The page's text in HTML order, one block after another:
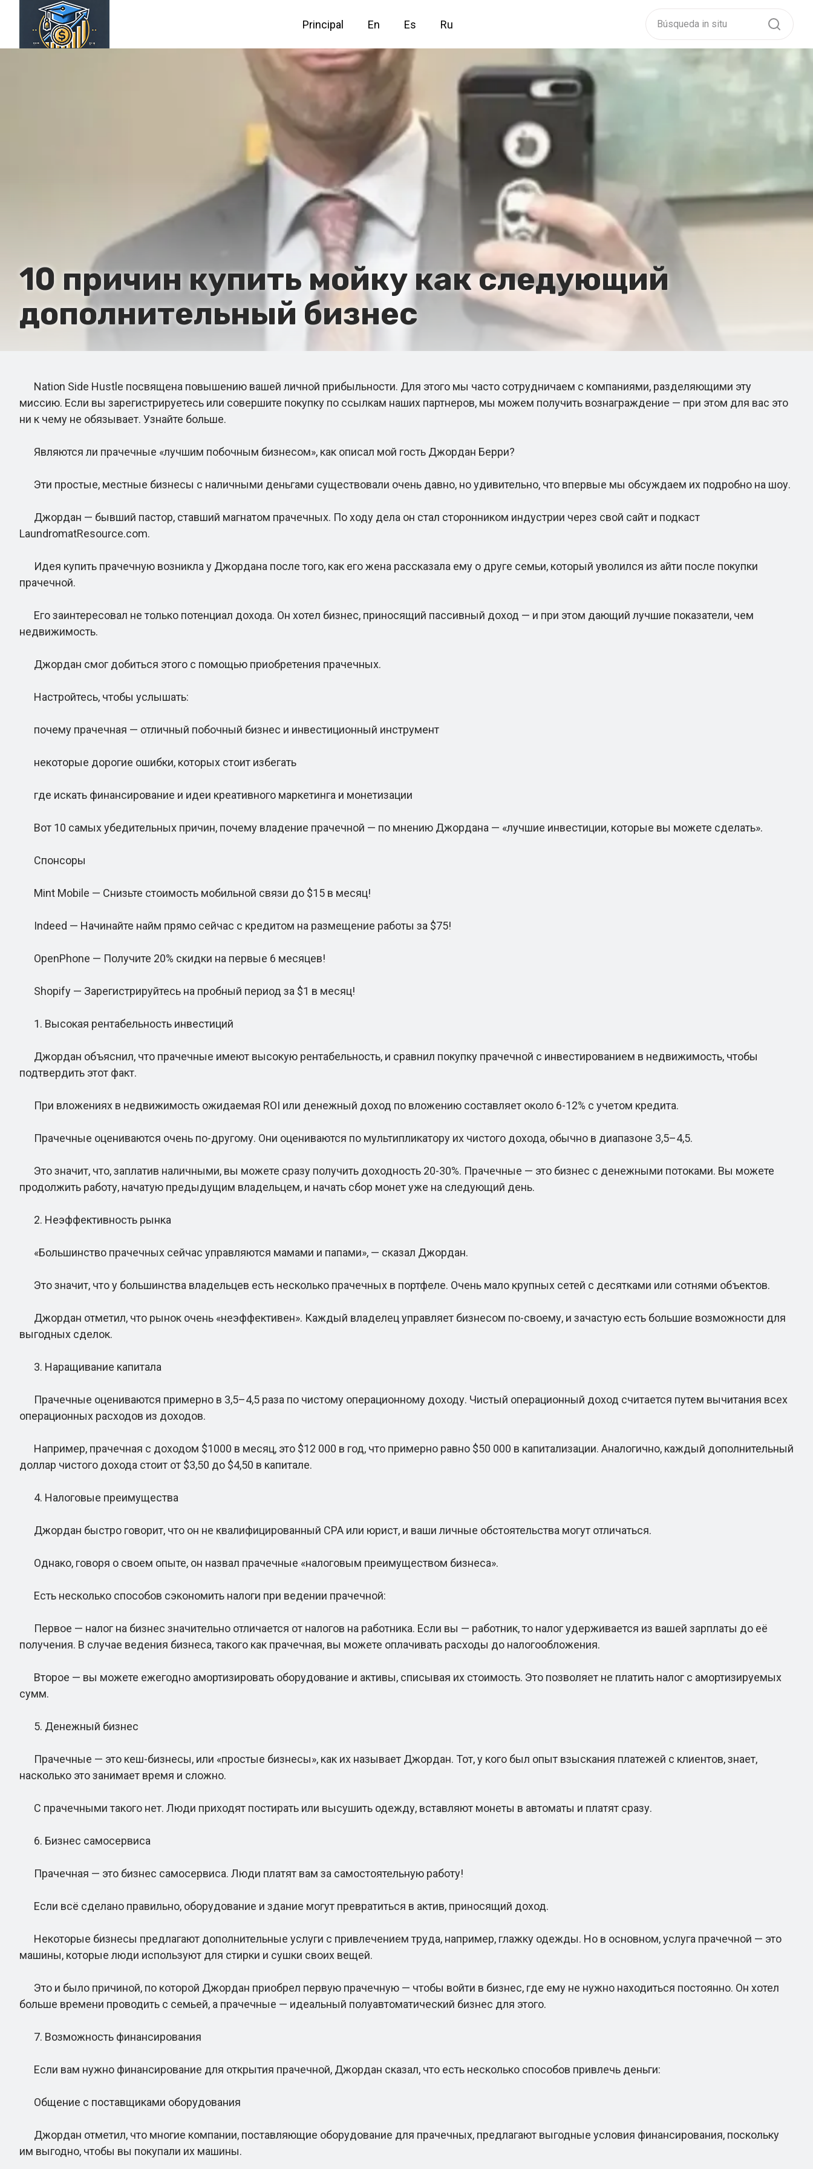
Principal En Es Ru
10 причин купить мойку как следующий
дополнительный бизнес
Nation Side Hustle посвящена повышению вашей личной прибыльности. Для этого мы часто сотрудничаем с компаниями, разделяющими эту
миссию. Если вы зарегистрируетесь или совершите покупку по ссылкам наших партнеров, мы можем получить вознаграждение — при этом для вас это
ни к чему не обязывает. Узнайте больше.
Являются ли прачечные «лучшим побочным бизнесом», как описал мой гость Джордан Берри?
Эти простые, местные бизнесы с наличными деньгами существовали очень давно, но удивительно, что впервые мы обсуждаем их подробно на шоу.
Джордан — бывший пастор, ставший магнатом прачечных. По ходу дела он стал сторонником индустрии через свой сайт и подкаст
LaundromatResource.com.
Идея купить прачечную возникла у Джордана после того, как его жена рассказала ему о друге семьи, который уволился из айти после покупки
прачечной.
Его заинтересовал не только потенциал дохода. Он хотел бизнес, приносящий пассивный доход — и при этом дающий лучшие показатели, чем
недвижимость.
Джордан смог добиться этого с помощью приобретения прачечных.
Настройтесь, чтобы услышать:
почему прачечная — отличный побочный бизнес и инвестиционный инструмент
некоторые дорогие ошибки, которых стоит избегать
где искать финансирование и идеи креативного маркетинга и монетизации
Вот 10 самых убедительных причин, почему владение прачечной — по мнению Джордана — «лучшие инвестиции, которые вы можете сделать».
Спонсоры
Mint Mobile — Снизьте стоимость мобильной связи до $15 в месяц!
Indeed — Начинайте найм прямо сейчас с кредитом на размещение работы за $75!
OpenPhone — Получите 20% скидки на первые 6 месяцев!
Shopify — Зарегистрируйтесь на пробный период за $1 в месяц!
1. Высокая рентабельность инвестиций
Джордан объяснил, что прачечные имеют высокую рентабельность, и сравнил покупку прачечной с инвестированием в недвижимость, чтобы
подтвердить этот факт.
При вложениях в недвижимость ожидаемая ROI или денежный доход по вложению составляет около 6-12% с учетом кредита.
Прачечные оцениваются очень по-другому. Они оцениваются по мультипликатору их чистого дохода, обычно в диапазоне 3,5–4,5.
Это значит, что, заплатив наличными, вы можете сразу получить доходность 20-30%. Прачечные — это бизнес с денежными потоками. Вы можете
продолжить работу, начатую предыдущим владельцем, и начать сбор монет уже на следующий день.
2. Неэффективность рынка
«Большинство прачечных сейчас управляются мамами и папами», — сказал Джордан.
Это значит, что у большинства владельцев есть несколько прачечных в портфеле. Очень мало крупных сетей с десятками или сотнями объектов.
Джордан отметил, что рынок очень «неэффективен». Каждый владелец управляет бизнесом по-своему, и зачастую есть большие возможности для
выгодных сделок.
3. Наращивание капитала
Прачечные оцениваются примерно в 3,5–4,5 раза по чистому операционному доходу. Чистый операционный доход считается путем вычитания всех
операционных расходов из доходов.
Например, прачечная с доходом $1000 в месяц, это $12 000 в год, что примерно равно $50 000 в капитализации. Аналогично, каждый дополнительный
доллар чистого дохода стоит от $3,50 до $4,50 в капитале.
4. Налоговые преимущества
Джордан быстро говорит, что он не квалифицированный CPA или юрист, и ваши личные обстоятельства могут отличаться.
Однако, говоря о своем опыте, он назвал прачечные «налоговым преимуществом бизнеса».
Есть несколько способов сэкономить налоги при ведении прачечной:
Первое — налог на бизнес значительно отличается от налогов на работника. Если вы — работник, то налог удерживается из вашей зарплаты до её
получения. В случае ведения бизнеса, такого как прачечная, вы можете оплачивать расходы до налогообложения.
Второе — вы можете ежегодно амортизировать оборудование и активы, списывая их стоимость. Это позволяет не платить налог с амортизируемых
сумм.
5. Денежный бизнес
Прачечные — это кеш-бизнесы, или «простые бизнесы», как их называет Джордан. Тот, у кого был опыт взыскания платежей с клиентов, знает,
насколько это занимает время и сложно.
С прачечными такого нет. Люди приходят постирать или высушить одежду, вставляют монеты в автоматы и платят сразу.
6. Бизнес самосервиса
Прачечная — это бизнес самосервиса. Люди платят вам за самостоятельную работу!
Если всё сделано правильно, оборудование и здание могут превратиться в актив, приносящий доход.
Некоторые бизнесы предлагают дополнительные услуги с привлечением труда, например, глажку одежды. Но в основном, услуга прачечной — это
машины, которые люди используют для стирки и сушки своих вещей.
Это и было причиной, по которой Джордан приобрел первую прачечную — чтобы войти в бизнес, где ему не нужно находиться постоянно. Он хотел
больше времени проводить с семьей, а прачечные — идеальный полуавтоматический бизнес для этого.
7. Возможность финансирования
Если вам нужно финансирование для открытия прачечной, Джордан сказал, что есть несколько способов привлечь деньги:
Общение с поставщиками оборудования
Джордан отметил, что многие компании, поставляющие оборудование для прачечных, предлагают выгодные условия финансирования, поскольку
им выгодно, чтобы вы покупали их машины.